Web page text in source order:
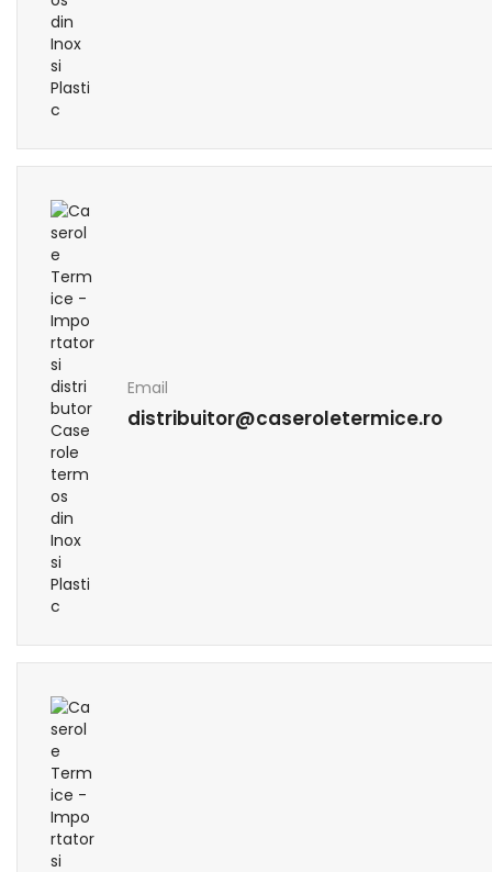
Email
distribuitor@caseroletermice.ro